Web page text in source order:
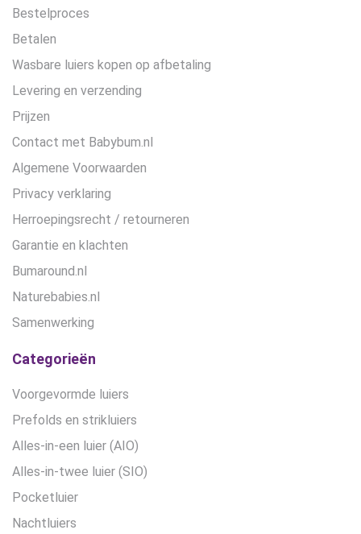
Bestelproces
Betalen
Wasbare luiers kopen op afbetaling
Levering en verzending
Prijzen
Contact met Babybum.nl
Algemene Voorwaarden
Privacy verklaring
Herroepingsrecht / retourneren
Garantie en klachten
Bumaround.nl
Naturebabies.nl
Samenwerking
Categorieën
Voorgevormde luiers
Prefolds en strikluiers
Alles-in-een luier (AIO)
Alles-in-twee luier (SIO)
Pocketluier
Nachtluiers